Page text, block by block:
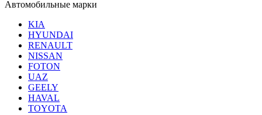
Автомобильные марки
KIA
HYUNDAI
RENAULT
NISSAN
FOTON
UAZ
GEELY
HAVAL
TOYOTA